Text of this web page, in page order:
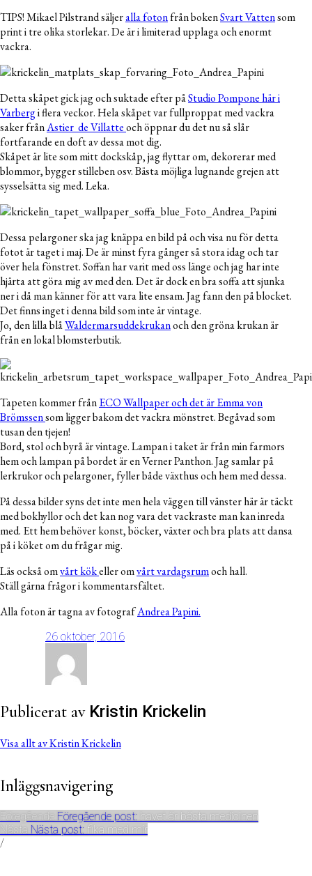
TIPS! Mikael Pilstrand säljeralla fotonfrån bokenSvart Vattensom
print i tre olika storlekar. De är i limiterad upplaga och enormt
vackra.
Detta skåpet gick jag och suktade efter påStudio Pompone här i
Varbergi flera veckor. Hela skåpet var fullproppat med vackra
saker frånAstier de Villatteoch öppnar du det nu så slår
fortfarande en doft av dessa mot dig.
Skåpet är lite som mitt dockskåp, jag flyttar om, dekorerar med
blommor, bygger stilleben osv. Bästa möjliga lugnande grejen att
sysselsätta sig med. Leka.
Dessa pelargoner ska jag knäppa en bild på och visa nu för detta
fotot är taget i maj. De är minst fyra gånger så stora idag och tar
över hela fönstret. Soffan har varit med oss länge och jag har inte
hjärta att göra mig av med den. Det är dock en bra soffa att sjunka
ner i då man känner för att vara lite ensam. Jag fann den på blocket.
Det finns inget i denna bild som inte är vintage.
Jo, den lilla blåWaldermarsuddekrukanoch den gröna krukan är
från en lokal blomsterbutik.
Tapeten kommer frånECO Wallpaper och det är Emma von
Brömssensom ligger bakom det vackra mönstret. Begåvad som
tusan den tjejen!
Bord, stol och byrå är vintage. Lampan i taket är från min farmors
hem och lampan på bordet är en Verner Panthon. Jag samlar på
lerkrukor och pelargoner, fyller både växthus och hem med dessa.
På dessa bilder syns det inte men hela väggen till vänster här är täckt
med bokhyllor och det kan nog vara det vackraste man kan inreda
med. Ett hem behöver konst, böcker, växter och bra plats att dansa
på i köket om du frågar mig.
Läs också omvårt kökeller omvårt vardagsrumoch hall.
Ställ gärna frågor i kommentarsfältet.
Alla foton är tagna av fotografAndrea Papini.
26 oktober, 2016
Publicerat av Kristin Krickelin
Visa allt av Kristin Krickelin
Inläggsnavigering
Föregående Föregående post: havet är bästa medicinen
Nästa Nästa post: fika med mir
/